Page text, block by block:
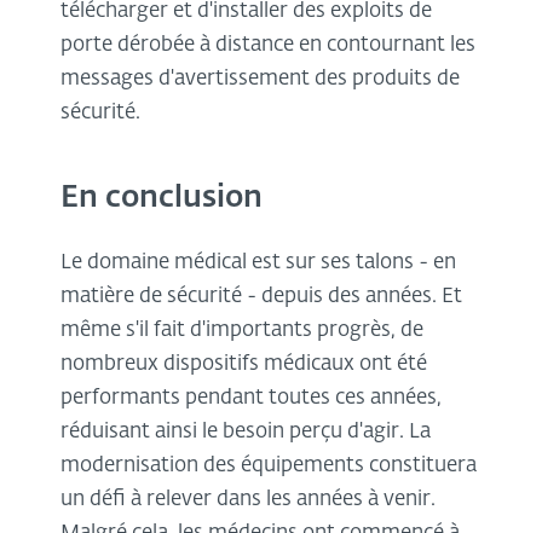
télécharger et d'installer des exploits de
porte dérobée à distance en contournant les
messages d'avertissement des produits de
sécurité.
En conclusion
Le domaine médical est sur ses talons - en
matière de sécurité - depuis des années. Et
même s'il fait d'importants progrès, de
nombreux dispositifs médicaux ont été
performants pendant toutes ces années,
réduisant ainsi le besoin perçu d'agir. La
modernisation des équipements constituera
un défi à relever dans les années à venir.